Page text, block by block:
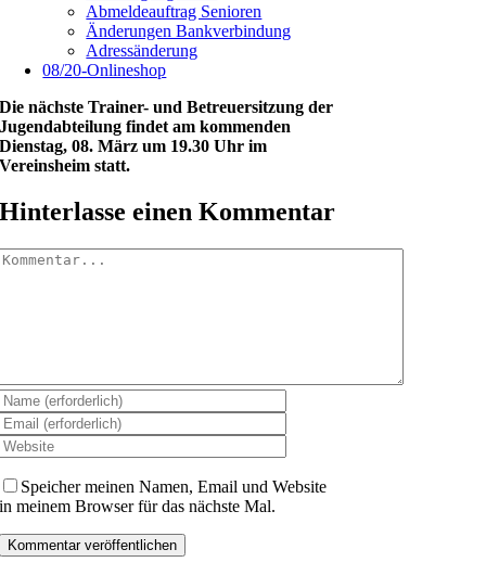
Abmeldeauftrag Senioren
Änderungen Bankverbindung
Adressänderung
08/20-Onlineshop
Die nächste Trainer- und Betreuersitzung der
Jugendabteilung findet am kommenden
Dienstag, 08. März um 19.30 Uhr im
Vereinsheim statt.
Hinterlasse einen Kommentar
Speicher meinen Namen, Email und Website
in meinem Browser für das nächste Mal.